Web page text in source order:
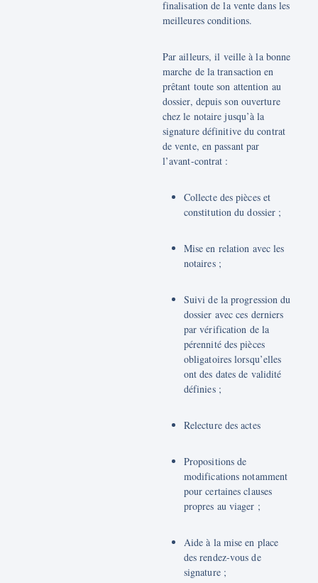
finalisation de la vente dans les
meilleures conditions.
Par ailleurs, il veille à la bonne
marche de la transaction en
prêtant toute son attention au
dossier, depuis son ouverture
chez le notaire jusqu’à la
signature définitive du contrat
de vente, en passant par
l’avant-contrat :
Collecte des pièces et
constitution du dossier ;
Mise en relation avec les
notaires ;
Suivi de la progression du
dossier avec ces derniers
par vérification de la
pérennité des pièces
obligatoires lorsqu’elles
ont des dates de validité
définies ;
Relecture des actes
Propositions de
modifications notamment
pour certaines clauses
propres au viager ;
Aide à la mise en place
des rendez-vous de
signature ;